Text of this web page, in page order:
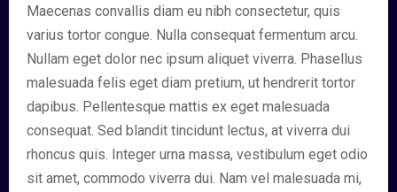
Maecenas convallis diam eu nibh consectetur, quis
varius tortor congue. Nulla consequat fermentum arcu.
Nullam eget dolor nec ipsum aliquet viverra. Phasellus
malesuada felis eget diam pretium, ut hendrerit tortor
dapibus. Pellentesque mattis ex eget malesuada
consequat. Sed blandit tincidunt lectus, at viverra dui
rhoncus quis. Integer urna massa, vestibulum eget odio
sit amet, commodo viverra dui. Nam vel malesuada mi,